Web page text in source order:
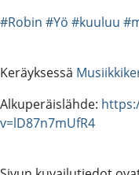
#Robin #Yö #kuuluu
Keräyksessä
Alkuperäislähde:
v=lD87n7mUfR4